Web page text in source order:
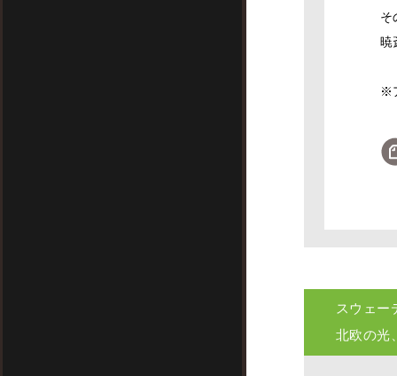
そ
暁
※
スウェー
北欧の光